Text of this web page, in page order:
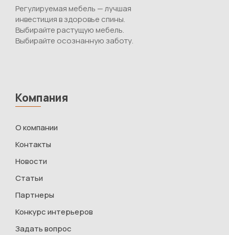
Регулируемая мебель — лучшая
инвестиция в здоровье спины.
Выбирайте растущую мебель.
Выбирайте осознанную заботу.
Компания
О компании
Контакты
Новости
Статьи
Партнеры
Конкурс интерьеров
Задать вопрос